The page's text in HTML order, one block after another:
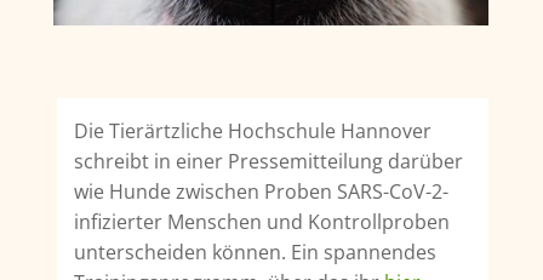
Die Tierärtzliche Hochschule Hannover
schreibt in einer Pressemitteilung darüber
wie Hunde zwischen Proben SARS-CoV-2-
infizierter Menschen und Kontrollproben
unterscheiden können. Ein spannendes